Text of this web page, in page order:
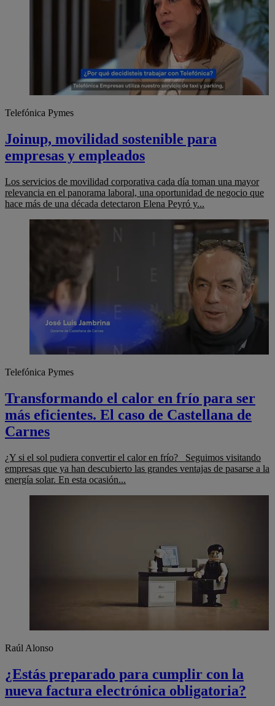
Telefónica Pymes
Joinup, movilidad sostenible para
empresas y empleados
Los servicios de movilidad corporativa cada día toman una mayor
relevancia en el panorama laboral, una oportunidad de negocio que
hace más de una década detectaron Elena Peyró y...
Telefónica Pymes
Transformando el calor en frío para ser
más eficientes. El caso de Castellana de
Carnes
¿Y si el sol pudiera convertir el calor en frío? Seguimos visitando
empresas que ya han descubierto las grandes ventajas de pasarse a la
energía solar. En esta ocasión...
Raúl Alonso
¿Estás preparado para cumplir con la
nueva factura electrónica obligatoria?